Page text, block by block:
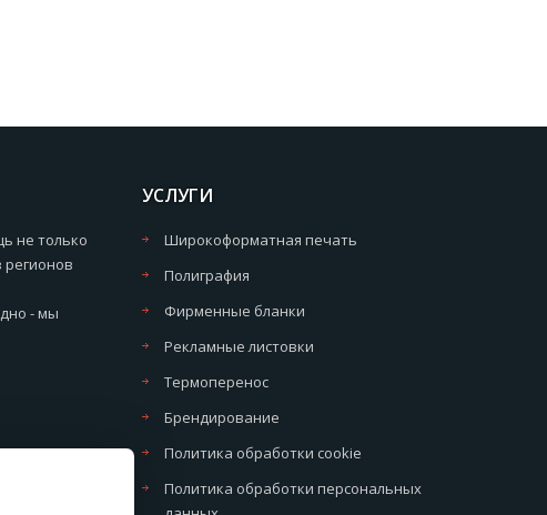
не только
регионов
- мы
УСЛУГИ
Широкоформатная печать
Полиграфия
Фирменные бланки
Рекламные листовки
Термоперенос
Брендирование
Политика обработки cookie
Политика обработки персональных